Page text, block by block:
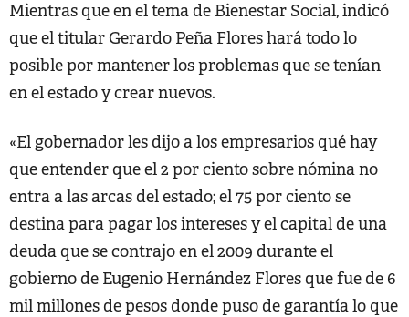
Mientras que en el tema de Bienestar Social, indicó
que el titular Gerardo Peña Flores hará todo lo
posible por mantener los problemas que se tenían
en el estado y crear nuevos.
«El gobernador les dijo a los empresarios qué hay
que entender que el 2 por ciento sobre nómina no
entra a las arcas del estado; el 75 por ciento se
destina para pagar los intereses y el capital de una
deuda que se contrajo en el 2009 durante el
gobierno de Eugenio Hernández Flores que fue de 6
mil millones de pesos donde puso de garantía lo que